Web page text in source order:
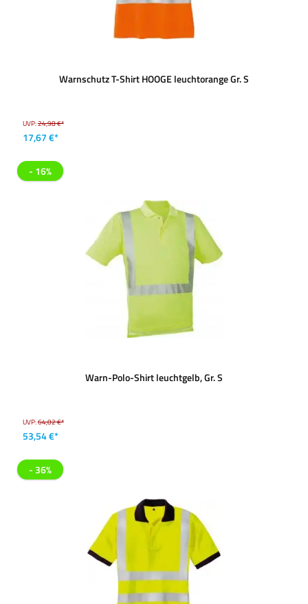
Warnschutz T-Shirt HOOGE leuchtorange Gr. S
UVP:24,98 €*
17,67 €*
- 16%
Warn-Polo-Shirt leuchtgelb, Gr. S
UVP:64,02 €*
53,54 €*
- 36%